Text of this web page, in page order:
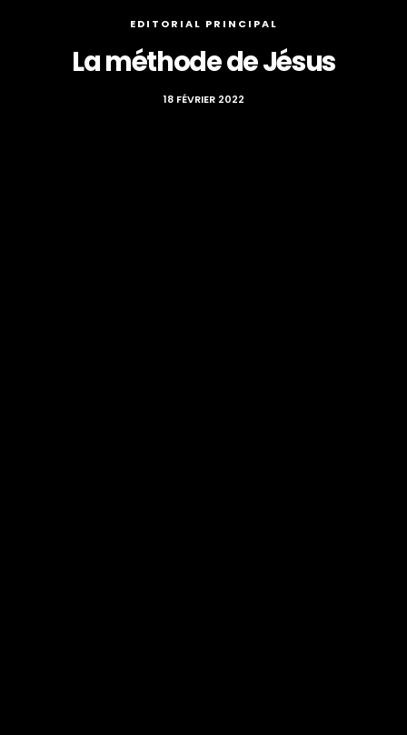
EDITORIAL PRINCIPAL
La méthode de Jésus
18 FÉVRIER 2022